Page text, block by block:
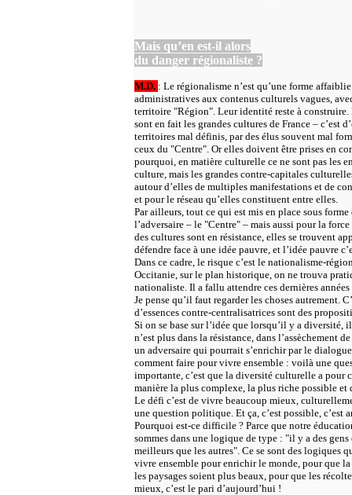
Mais qu’en est-il alors
du danger régionaliste ?
M.D. : Le régionalisme n’est qu’une forme
administratives aux contenus culturels vagues,
territoire "Région". Leur identité reste à
sont en fait les grandes cultures de France – c’est
territoires mal définis, par des élus souvent mal
ceux du "Centre". Or elles doivent être prises en
pourquoi, en matière culturelle ce ne sont pas les
culture, mais les grandes contre-capitales
autour d’elles de multiples manifestations et de
et pour le réseau qu’elles constituent entre elles.
Par ailleurs, tout ce qui est mis en place sous
l’adversaire – le "Centre" – mais aussi pour la
des cultures sont en résistance, elles se trouvent
défendre face à une idée pauvre, et l’idée pauvre
Dans ce cadre, le risque c’est le nationalisme-
Occitanie, sur le plan historique, on ne trouva
nationaliste. Il a fallu attendre ces dernières
Je pense qu’il faut regarder les choses autrement.
d’essences contre-centralisatrices sont des
Si on se base sur l’idée que lorsqu’il y a
n’est plus dans la résistance, dans l’assèchement
un adversaire qui pourrait s’enrichir par le
comment faire pour vivre ensemble : voilà une
importante, c’est que la diversité culturelle a pour
manière la plus complexe, la plus riche possible
Le défi c’est de vivre beaucoup mieux,
une question politique. Et ça, c’est possible, c’est
Pourquoi est-ce difficile ? Parce que notre
sommes dans une logique de type : "il y a des
meilleurs que les autres". Ce se sont des logiques
vivre ensemble pour enrichir le monde, pour que
les paysages soient plus beaux, pour que les
mieux, c’est le pari d’aujourd’hui !